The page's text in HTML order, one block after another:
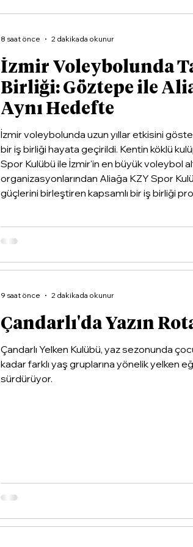
İzmir Voleybolunda
Birliği: Göztepe ile
Aynı Hedefte
İzmir voleybolunda uzun yıllar etkisini
bir iş birliği hayata geçirildi. Kentin köklü
Spor Kulübü ile İzmir'in en büyük voleybol
organizasyonlarından Aliağa KZY Spor
güçlerini birleştiren kapsamlı bir iş birliği
8 saat önce 2 dakikada okunur
Çandarlı'da Yazın
Çandarlı Yelken Kulübü, yaz sezonunda
kadar farklı yaş gruplarına yönelik yelken
sürdürüyor.
9 saat önce 2 dakikada okunur